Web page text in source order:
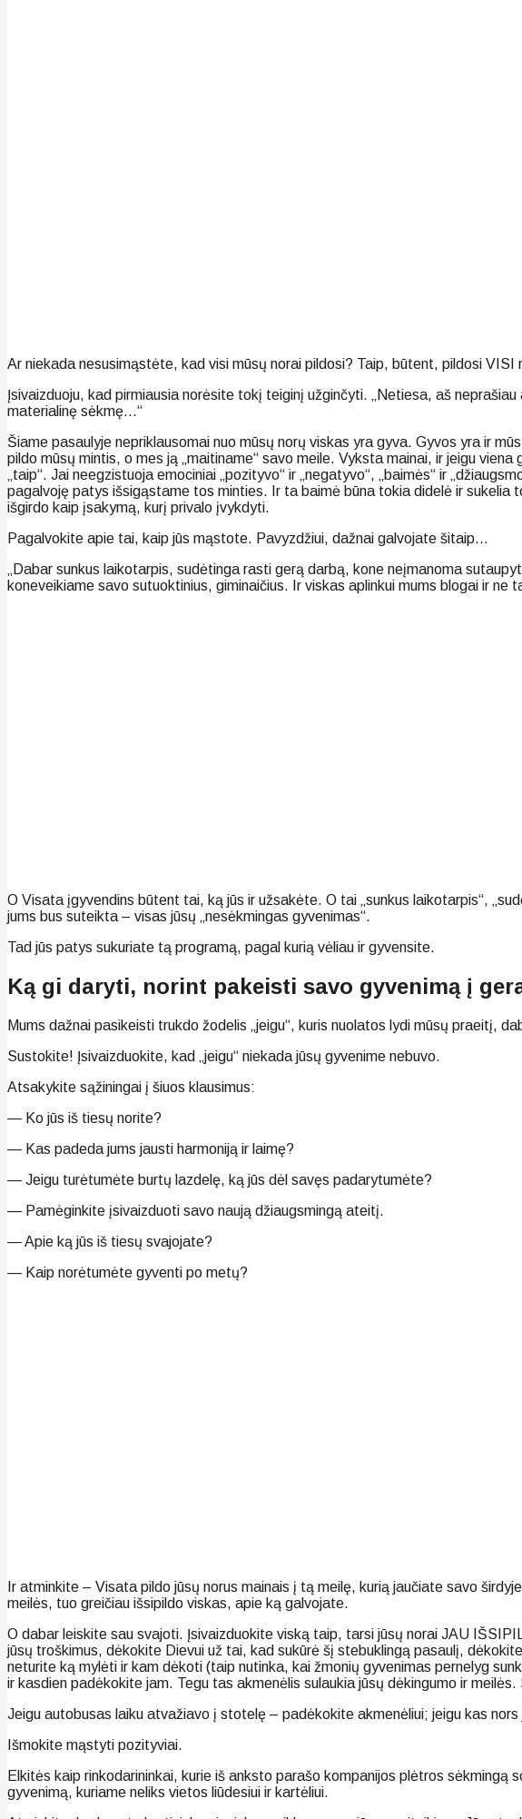
Ar niekada nesusimąstėte, kad visi mūsų norai pildosi? Taip, būtent, pildosi
Įsivaizduoju, kad pirmiausia norėsite tokį teiginį užginčyti. „Netiesa, aš
materialinę sėkmę…“
Šiame pasaulyje nepriklausomai nuo mūsų norų viskas yra gyva. Gyvos yra ir
pildo mūsų mintis, o mes ją „maitiname“ savo meile. Vyksta mainai, ir jeigu
„taip“. Jai neegzistuoja emociniai „pozityvo“ ir „negatyvo“, „baimės“ ir
pagalvoję patys išsigąstame tos minties. Ir ta baimė būna tokia didelė ir
išgirdo kaip įsakymą, kurį privalo įvykdyti.
Pagalvokite apie tai, kaip jūs mąstote. Pavyzdžiui, dažnai galvojate šitaip…
„Dabar sunkus laikotarpis, sudėtinga rasti gerą darbą, kone neįmanoma
koneveikiame savo sutuoktinius, giminaičius. Ir viskas aplinkui mums blogai ir ne
O Visata įgyvendins būtent tai, ką jūs ir užsakėte. O tai „sunkus laikotarpis“,
jums bus suteikta – visas jūsų „nesėkmingas gyvenimas“.
Tad jūs patys sukuriate tą programą, pagal kurią vėliau ir gyvensite.
Ką gi daryti, norint pakeisti savo gyvenimą į
Mums dažnai pasikeisti trukdo žodelis „jeigu“, kuris nuolatos lydi mūsų praeitį,
Sustokite! Įsivaizduokite, kad „jeigu“ niekada jūsų gyvenime nebuvo.
Atsakykite sąžiningai į šiuos klausimus:
— Ko jūs iš tiesų norite?
— Kas padeda jums jausti harmoniją ir laimę?
— Jeigu turėtumėte burtų lazdelę, ką jūs dėl savęs padarytumėte?
— Pamėginkite įsivaizduoti savo naują džiaugsmingą ateitį.
— Apie ką jūs iš tiesų svajojate?
— Kaip norėtumėte gyventi po metų?
Ir atminkite – Visata pildo jūsų norus mainais į tą meilę, kurią jaučiate savo
meilės, tuo greičiau išsipildo viskas, apie ką galvojate.
O dabar leiskite sau svajoti. Įsivaizduokite viską taip, tarsi jūsų norai JAU
jūsų troškimus, dėkokite Dievui už tai, kad sukūrė šį stebuklingą pasaulį,
neturite ką mylėti ir kam dėkoti (taip nutinka, kai žmonių gyvenimas pernelyg
ir kasdien padėkokite jam. Tegu tas akmenėlis sulaukia jūsų dėkingumo ir
Jeigu autobusas laiku atvažiavo į stotelę – padėkokite akmenėliui; jeigu kas
Išmokite mąstyti pozityviai.
Elkitės kaip rinkodarininkai, kurie iš anksto parašo kompanijos plėtros
gyvenimą, kuriame neliks vietos liūdesiui ir kartėliui.